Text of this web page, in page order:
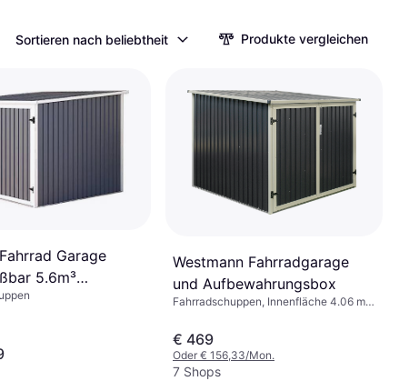
Sortieren nach beliebtheit Produkte vergleichen
Garage
5.6m³
Westmann Fahrradgarage
und Aufbewahrungsbox
Fahrradschuppen, Innenfläche 4.06 m²,
€ 469
Oder € 156,33/Mon.
7 Shops